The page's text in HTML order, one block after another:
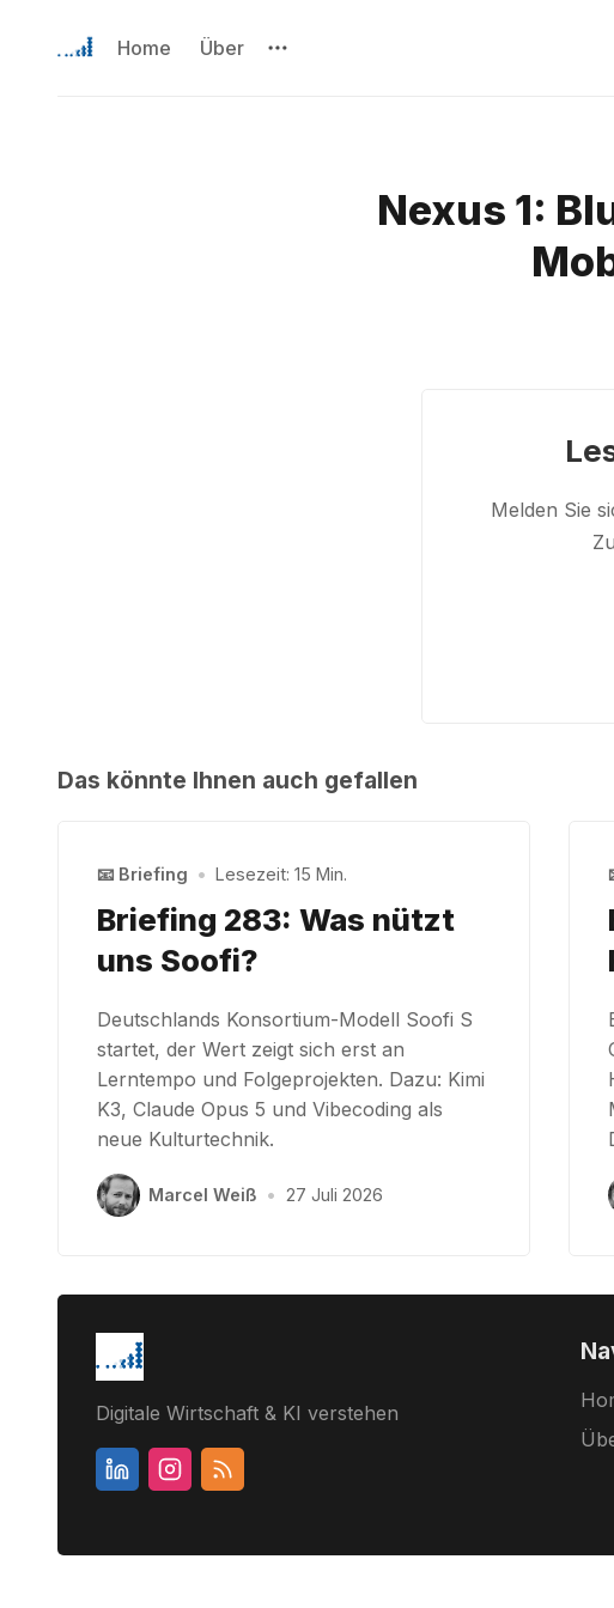
Home Über
Nexus 1:
Melden Sie
Das könnte Ihnen auch gefallen
📧 Briefing • Lesezeit: 15 Min.
Briefing 283: Was nützt
uns Soofi?
Deutschlands Konsortium-Modell Soofi S
startet, der Wert zeigt sich erst an
Lerntempo und Folgeprojekten. Dazu: Kimi
K3, Claude Opus 5 und Vibecoding als
neue Kulturtechnik.
Marcel Weiß • 27 Juli 2026
Digitale Wirtschaft & KI verstehen